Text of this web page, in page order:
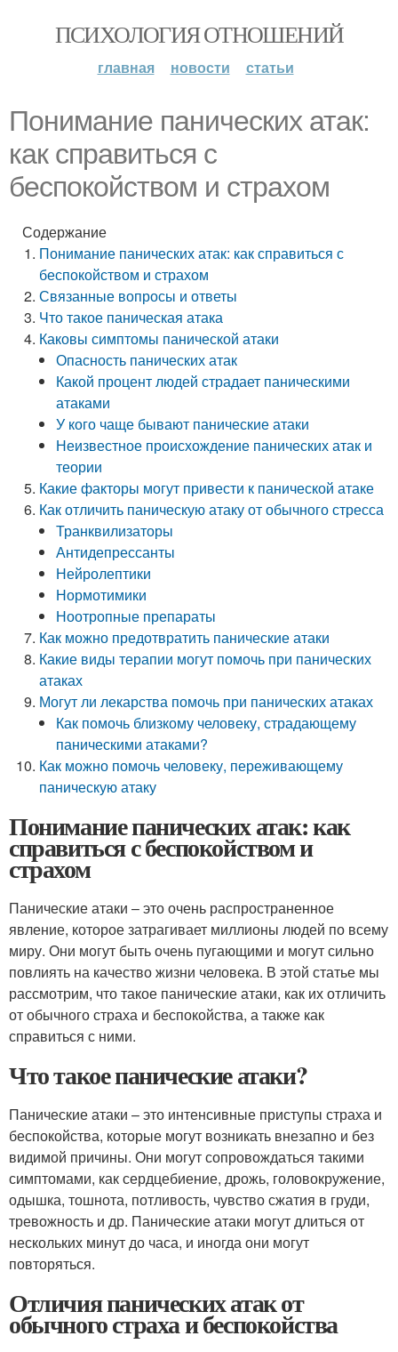
ПСИХОЛОГИЯ ОТНОШЕНИЙ
главная новости статьи
Понимание панических атак:
как справиться с
беспокойством и страхом
Содержание
Понимание панических атак: как справиться с
беспокойством и страхом
Связанные вопросы и ответы
Что такое паническая атака
Каковы симптомы панической атаки
Опасность панических атак
Какой процент людей страдает паническими
атаками
У кого чаще бывают панические атаки
Неизвестное происхождение панических атак и
теории
Какие факторы могут привести к панической атаке
Как отличить паническую атаку от обычного стресса
Транквилизаторы
Антидепрессанты
Нейролептики
Нормотимики
Ноотропные препараты
Как можно предотвратить панические атаки
Какие виды терапии могут помочь при панических
атаках
Могут ли лекарства помочь при панических атаках
Как помочь близкому человеку, страдающему
паническими атаками?
Как можно помочь человеку, переживающему
паническую атаку
Понимание панических атак: как
справиться с беспокойством и
страхом
Панические атаки – это очень распространенное
явление, которое затрагивает миллионы людей по всему
миру. Они могут быть очень пугающими и могут сильно
повлиять на качество жизни человека. В этой статье мы
рассмотрим, что такое панические атаки, как их отличить
от обычного страха и беспокойства, а также как
справиться с ними.
Что такое панические атаки?
Панические атаки – это интенсивные приступы страха и
беспокойства, которые могут возникать внезапно и без
видимой причины. Они могут сопровождаться такими
симптомами, как сердцебиение, дрожь, головокружение,
одышка, тошнота, потливость, чувство сжатия в груди,
тревожность и др. Панические атаки могут длиться от
нескольких минут до часа, и иногда они могут
повторяться.
Отличия панических атак от
обычного страха и беспокойства